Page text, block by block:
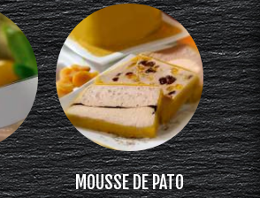
MOUSSE DE PATO